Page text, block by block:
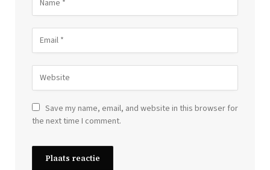
Save my name, email, and website in this browser for
the next time I comment.